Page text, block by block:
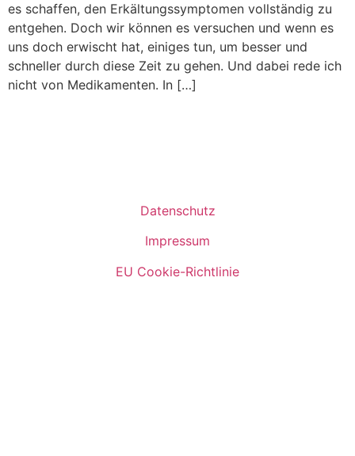
es schaffen, den Erkältungssymptomen vollständig zu
entgehen. Doch wir können es versuchen und wenn es
uns doch erwischt hat, einiges tun, um besser und
schneller durch diese Zeit zu gehen. Und dabei rede ich
nicht von Medikamenten. In […]
Datenschutz
Impressum
EU Cookie-Richtlinie